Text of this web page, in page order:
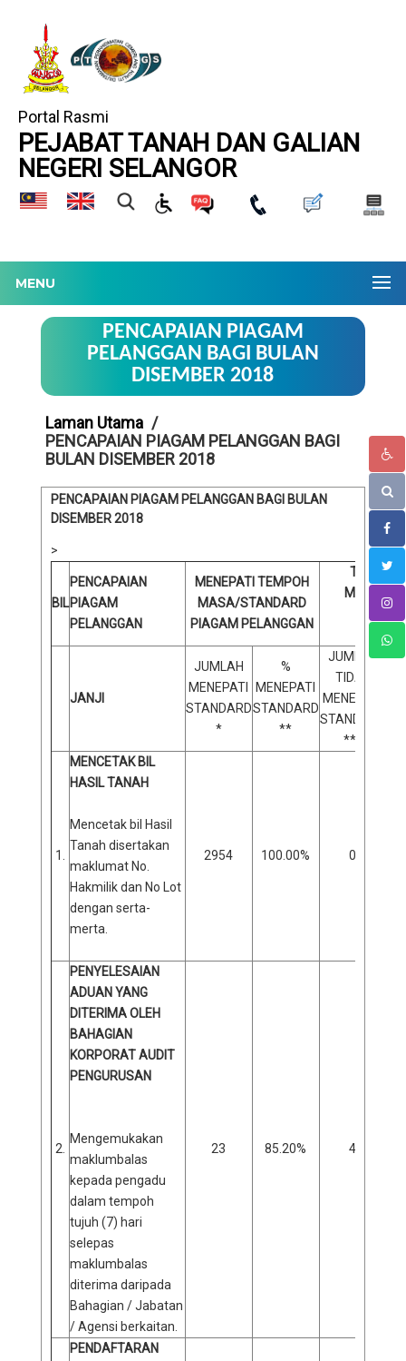
Portal Rasmi
PEJABAT TANAH DAN GALIAN
NEGERI SELANGOR
MENU
PENCAPAIAN PIAGAM
PELANGGAN BAGI BULAN
DISEMBER 2018
Laman Utama
PENCAPAIAN PIAGAM PELANGGAN BAGI
BULAN DISEMBER 2018
PENCAPAIAN PIAGAM PELANGGAN BAGI BULAN
DISEMBER 2018
>
BIL
PENCAPAIAN
PIAGAM
PELANGGAN
MENEPATI TEMPOH
MASA/STANDARD
PIAGAM PELANGGAN
TIDAK
MASA/
JANJI
JUMLAH
MENEPATI
STANDARD
*
%
MENEPATI
STANDARD
**
JUMLAH
TIDAK
MENEPATI
STANDARD
***
1.
MENCETAK BIL
HASIL TANAH
Mencetak bil Hasil
Tanah disertakan
maklumat No.
Hakmilik dan No Lot
dengan serta-
merta.
2954 100.00% 0
2.
PENYELESAIAN
ADUAN YANG
DITERIMA OLEH
BAHAGIAN
KORPORAT AUDIT
PENGURUSAN
Mengemukakan
maklumbalas
kepada pengadu
dalam tempoh
tujuh (7) hari
selepas
maklumbalas
diterima daripada
Bahagian / Jabatan
/ Agensi berkaitan.
23 85.20% 4
PENDAFTARAN